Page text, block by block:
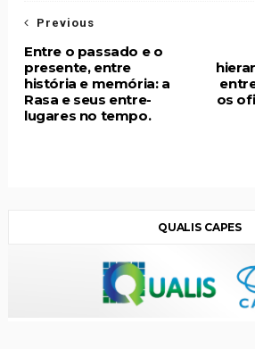
os
Previous
Entre o passado e o
presente, entre
história e memória: a
Rasa e seus entre-
lugares no tempo.
QUALIS CAPES